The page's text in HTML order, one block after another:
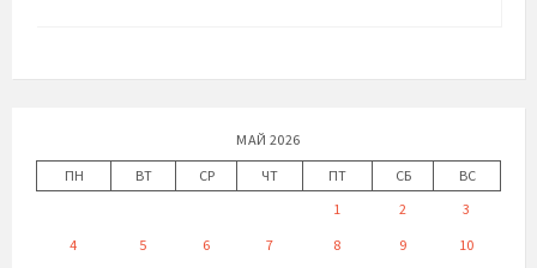
МАЙ 2026
ПН
ВТ СР ЧТ ПТ СБ
ВС
1
2
3
4
5 6 7 8 9
10